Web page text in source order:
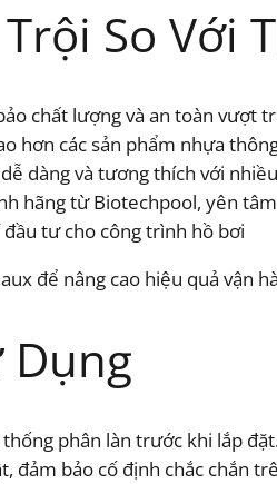
So Với
chất lượng và an toàn vượt
hơn các sản phẩm nhựa
dàng và tương thích với
hãng từ Biotechpool, yên
tư cho công trình hồ bơi
để nâng cao hiệu quả vận
Dụng
phân làn trước khi lắp
đảm bảo cố định chắc chắn